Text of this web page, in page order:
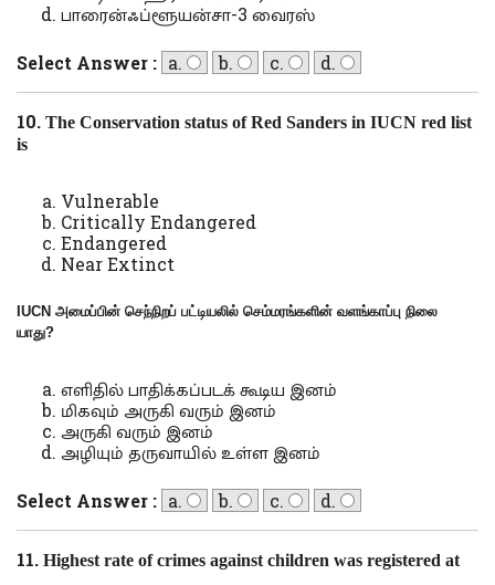
பாரைன்ஃப்ளூயன்சா-3 வைரஸ்
Select Answer : a. b. c. d.
10.The Conservation status of Red Sanders in IUCN red list
is
Vulnerable
Critically Endangered
Endangered
Near Extinct
IUCNஅமைப்பின் செந்நிறப் பட்டியலில் செம்மரங்களின் வளங்காப்பு நிலை
யாது?
எளிதில் பாதிக்கப்படக் கூடிய இனம்
மிகவும் அருகி வரும் இனம்
அருகி வரும் இனம்
அழியும் தருவாயில் உள்ள இனம்
Select Answer : a. b. c. d.
11.Highest rate of crimes against children was registered at